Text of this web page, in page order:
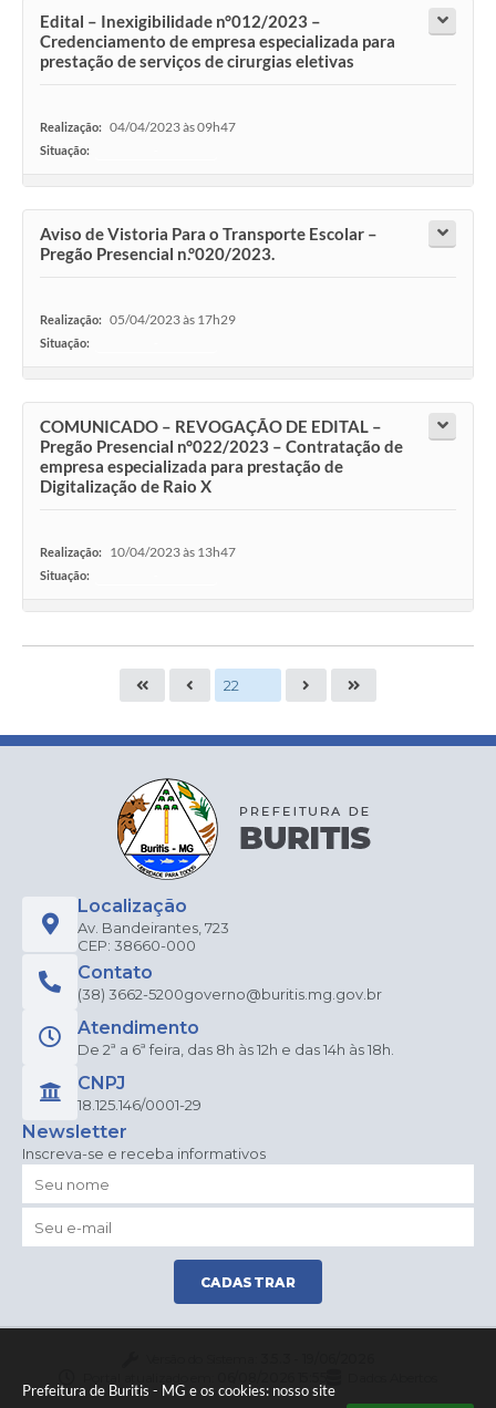
Prefeitura de Buritis - MG e os cookies: nosso site
Edital – Inexigibilidade n°012/2023 –
Credenciamento de empresa especializada para
prestação de serviços de cirurgias eletivas
Realização: 04/04/2023 às 09h47
Situação:
Aviso de Vistoria Para o Transporte Escolar –
Pregão Presencial n.°020/2023.
Realização: 05/04/2023 às 17h29
Situação:
COMUNICADO – REVOGAÇÃO DE EDITAL –
Pregão Presencial n°022/2023 – Contratação de
empresa especializada para prestação de
Digitalização de Raio X
Realização: 10/04/2023 às 13h47
Situação:
Localização
Av. Bandeirantes, 723
CEP: 38660-000
Contato
(38) 3662-5200governo@buritis.mg.gov.br
Atendimento
De 2ª a 6ª feira, das 8h às 12h e das 14h às 18h.
CNPJ
18.125.146/0001-29
Newsletter
Inscreva-se e receba informativos
CADASTRAR